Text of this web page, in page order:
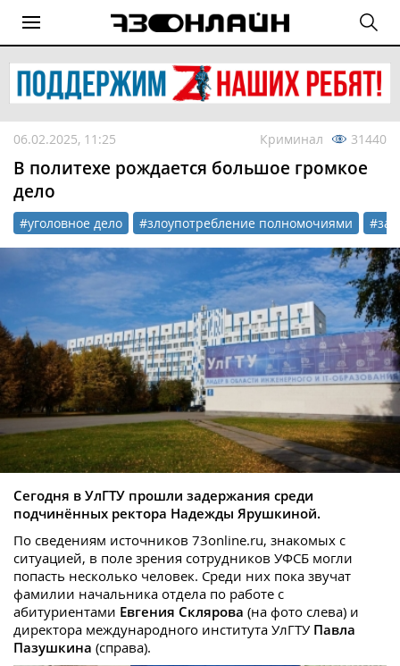
06.02.2025, 11:25 Криминал 31440
В политехе рождается большое громкое
дело
#уголовное дело #злоупотребление полномочиями
Сегодня в УлГТУ прошли задержания среди
подчинённых ректора Надежды Ярушкиной.
По сведениям источников 73online.ru, знакомых с
ситуацией, в поле зрения сотрудников УФСБ могли
попасть несколько человек. Среди них пока звучат
фамилии начальника отдела по работе с
абитуриентами Евгения Склярова (на фото слева) и
директора международного института УлГТУ Павла
Пазушкина (справа).